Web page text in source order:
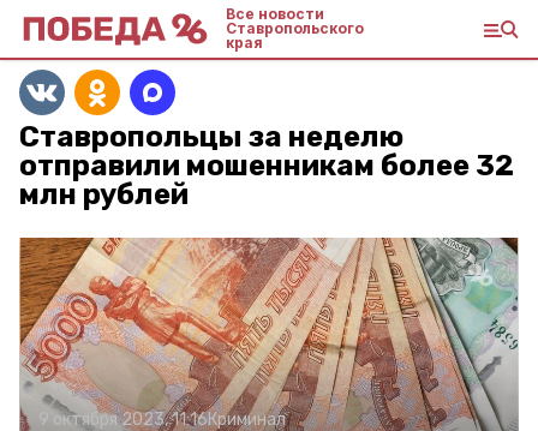
Все новости
Ставропольского
края
Ставропольцы за неделю
отправили мошенникам более 32
млн рублей
9 октября 2023, 11:16Криминал